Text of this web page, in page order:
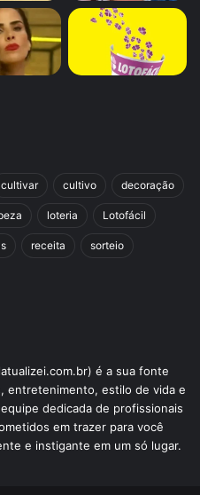
cultivar cultivo decoração
loteria Lotofácil
receita sorteio
é a sua fonte
entretenimento, estilo de vida e
dedicada de profissionais
em trazer para você
e instigante em um só lugar.